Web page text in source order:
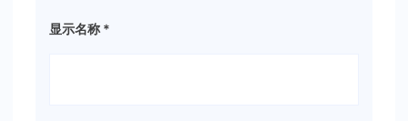
显示名称 *